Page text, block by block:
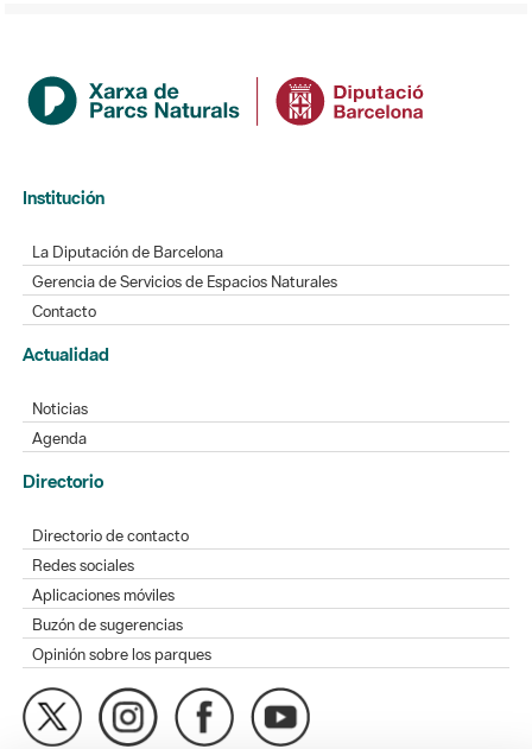
Institución
La Diputación de Barcelona
Gerencia de Servicios de Espacios Naturales
Contacto
Actualidad
Noticias
Agenda
Directorio
Directorio de contacto
Redes sociales
Aplicaciones móviles
Buzón de sugerencias
Opinión sobre los parques